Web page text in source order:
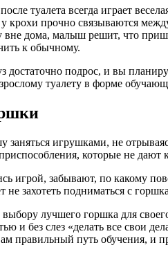
туалета всегда играет
крохи прочно связываются
вне дома, малыш решит, что
к обычному.
достаточно подрос, и вы
туалету в форме
игрушками, не
которые не
игрой, забывают, по какому
захотеть подниматься с
лучшего горшка для
и без слез «делать все свои
правильный путь обучения, и